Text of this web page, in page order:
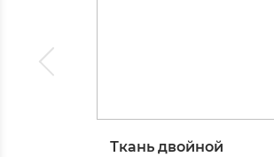
Ткань двойной